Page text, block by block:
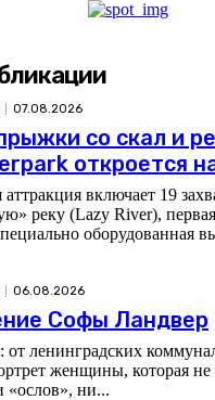
07.08.2026
со скал и
откроется
аттракция включает 19
реку (Lazy River),
оборудованная
06.08.2026
Софы Ландвер
ленинградских
женщины, которая не
«ослов», ни...